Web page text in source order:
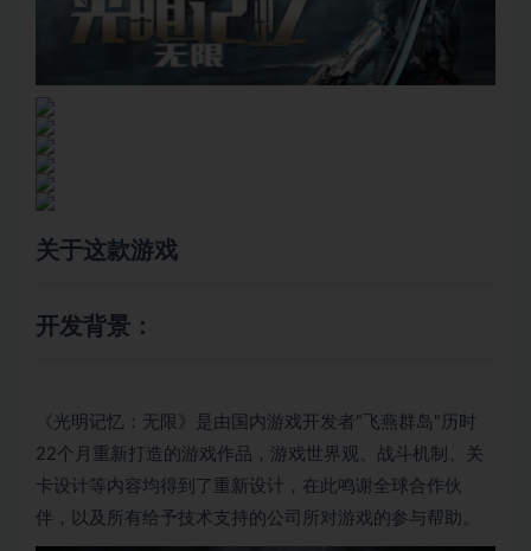
关于这款游戏
开发背景：
《光明记忆：无限》是由国内游戏开发者"飞燕群岛"历时
22个月重新打造的游戏作品，游戏世界观、战斗机制、关
卡设计等内容均得到了重新设计，在此鸣谢全球合作伙
伴，以及所有给予技术支持的公司所对游戏的参与帮助。